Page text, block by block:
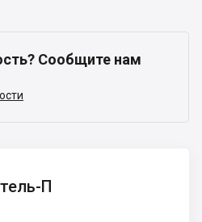
Сообщите нам
П